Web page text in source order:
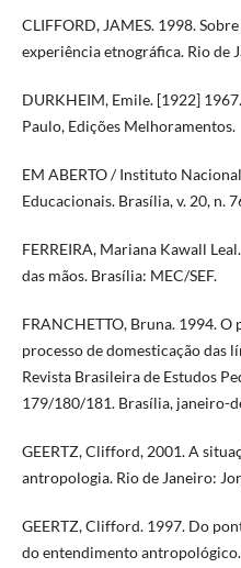
CLIFFORD, JAMES. 1998.
experiência etnográfica. Rio de
DURKHEIM, Emile. [1922]
Paulo, Edições Melhoramentos.
EM ABERTO / Instituto
Educacionais. Brasília, v. 20, n.
FERREIRA, Mariana Kawall
das mãos. Brasília: MEC/SEF.
FRANCHETTO, Bruna. 1994. O
processo de domesticação das
Revista Brasileira de Estudos
179/180/181. Brasília, janeiro-
GEERTZ, Clifford, 2001. A
antropologia. Rio de Janeiro:
GEERTZ, Clifford. 1997. Do
do entendimento